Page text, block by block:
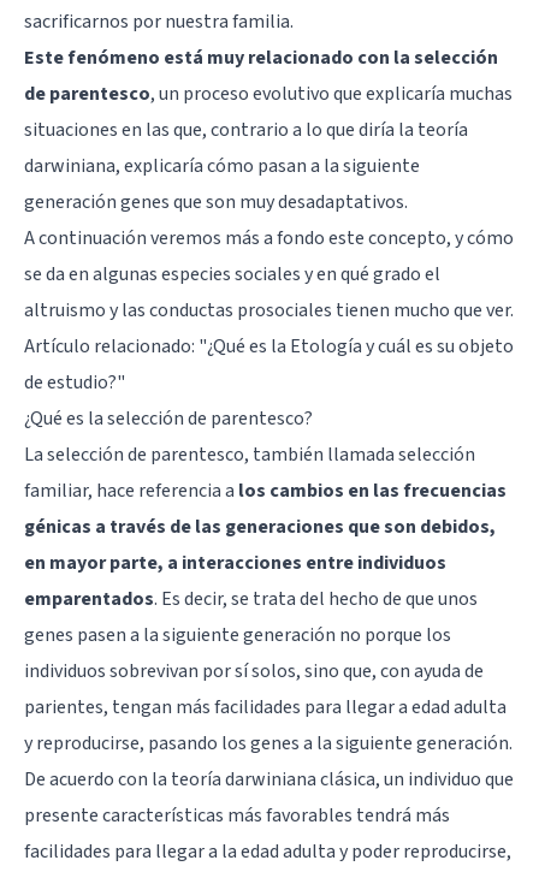
sacrificarnos por nuestra familia.
Este fenómeno está muy relacionado con la selección
de parentesco, un proceso evolutivo que explicaría muchas
situaciones en las que, contrario a lo que diría la teoría
darwiniana, explicaría cómo pasan a la siguiente
generación genes que son muy desadaptativos.
A continuación veremos más a fondo este concepto, y cómo
se da en algunas especies sociales y en qué grado el
altruismo y las conductas prosociales tienen mucho que ver.
Artículo relacionado: "¿Qué es la Etología y cuál es su objeto
de estudio?"
¿Qué es la selección de parentesco?
La selección de parentesco, también llamada selección
familiar, hace referencia a los cambios en las frecuencias
génicas a través de las generaciones que son debidos,
en mayor parte, a interacciones entre individuos
emparentados. Es decir, se trata del hecho de que unos
genes pasen a la siguiente generación no porque los
individuos sobrevivan por sí solos, sino que, con ayuda de
parientes, tengan más facilidades para llegar a edad adulta
y reproducirse, pasando los genes a la siguiente generación.
De acuerdo con la teoría darwiniana clásica, un individuo que
presente características más favorables tendrá más
facilidades para llegar a la edad adulta y poder reproducirse,